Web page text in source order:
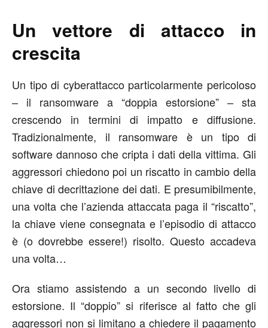
Un vettore di attacco in
crescita
Un tipo di cyberattacco particolarmente pericoloso
– il ransomware a “doppia estorsione” – sta
crescendo in termini di impatto e diffusione.
Tradizionalmente, il ransomware è un tipo di
software dannoso che cripta i dati della vittima. Gli
aggressori chiedono poi un riscatto in cambio della
chiave di decrittazione dei dati. E presumibilmente,
una volta che l’azienda attaccata paga il “riscatto”,
la chiave viene consegnata e l’episodio di attacco
è (o dovrebbe essere!) risolto. Questo accadeva
una volta…
Ora stiamo assistendo a un secondo livello di
estorsione. Il “doppio” si riferisce al fatto che gli
aggressori non si limitano a chiedere il pagamento